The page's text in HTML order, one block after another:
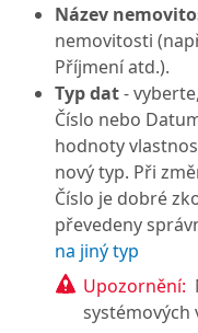
Název
nemovitosti
Příjmení atd.).
Typ dat-
Číslo nebo
hodnoty
nový typ. Při
Číslo je dobré
převedeny
na jiný typ
Upozornění:
systémových